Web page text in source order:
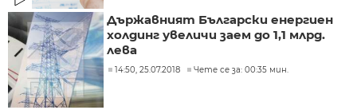
Държавният Български енергиен
холдинг увеличи заем до 1,1 млрд.
лева
14:50, 25.07.2018 Чете се за: 00:35 мин.